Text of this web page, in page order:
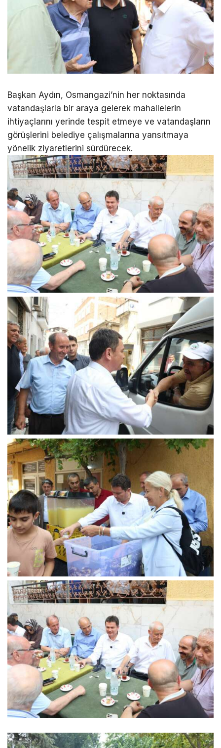
Başkan Aydın, Osmangazi’nin her noktasında
vatandaşlarla bir araya gelerek mahallelerin
ihtiyaçlarını yerinde tespit etmeye ve vatandaşların
görüşlerini belediye çalışmalarına yansıtmaya
yönelik ziyaretlerini sürdürecek.